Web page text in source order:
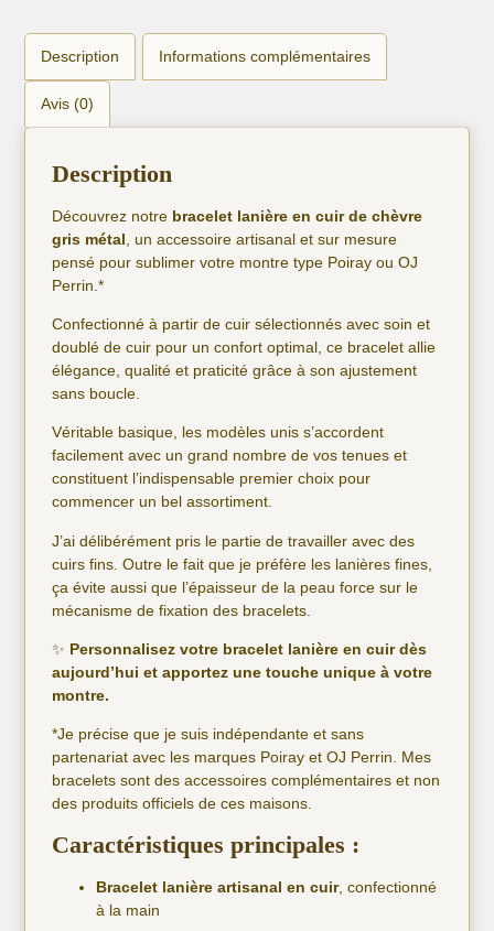
Description Informations complémentaires
Avis (0)
Description
Découvrez notre bracelet lanière en cuir de chèvre
gris métal , un accessoire artisanal et sur mesure
pensé pour sublimer votre montre type Poiray ou OJ
Perrin.*
Confectionné à partir de cuir sélectionnés avec soin et
doublé de cuir pour un confort optimal, ce bracelet allie
élégance, qualité et praticité grâce à son ajustement
sans boucle.
Véritable basique, les modèles unis s’accordent
facilement avec un grand nombre de vos tenues et
constituent l’indispensable premier choix pour
commencer un bel assortiment.
J’ai délibérément pris le partie de travailler avec des
cuirs fins. Outre le fait que je préfère les lanières fines,
ça évite aussi que l’épaisseur de la peau force sur le
mécanisme de fixation des bracelets.
✨ Personnalisez votre bracelet lanière en cuir dès
aujourd’hui et apportez une touche unique à votre
montre.
*Je précise que je suis indépendante et sans
partenariat avec les marques Poiray et OJ Perrin. Mes
bracelets sont des accessoires complémentaires et non
des produits officiels de ces maisons.
Caractéristiques principales :
Bracelet lanière artisanal en cuir, confectionné
à la main